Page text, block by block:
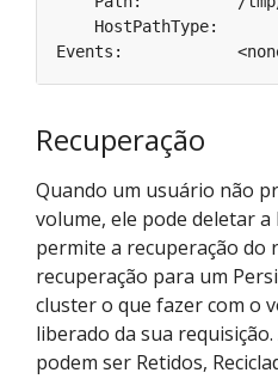
Recuperação
Quando um usuário não
volume, ele pode deletar a
permite a recuperação do
recuperação para um
cluster o que fazer com o
liberado da sua
podem ser Retidos,